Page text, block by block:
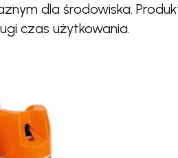
dla środowiska.
czas użytkowania.